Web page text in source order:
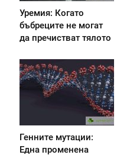
Уремия: Когато
бъбреците не могат
да пречистват тялото
Генните мутации:
Една променена